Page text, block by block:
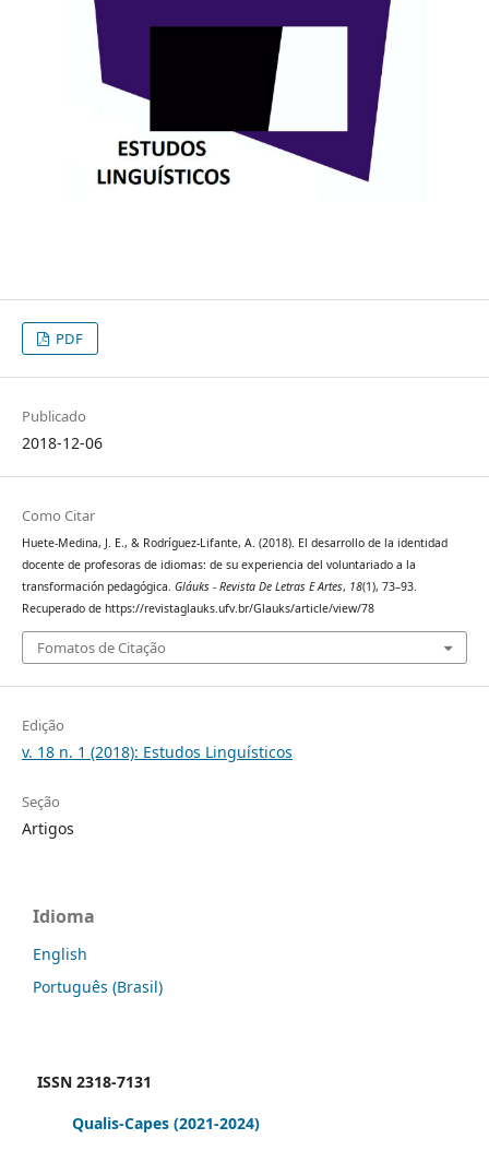
PDF
Publicado
2018-12-06
Como Citar
Huete-Medina, J. E., & Rodríguez-Lifante, A. (2018). El desarrollo de la identidad
docente de profesoras de idiomas: de su experiencia del voluntariado a la
transformación pedagógica. Gláuks - Revista De Letras E Artes, 18(1), 73–93.
Recuperado de https://revistaglauks.ufv.br/Glauks/article/view/78
Fomatos de Citação
Edição
v. 18 n. 1 (2018): Estudos Linguísticos
Seção
Artigos
Idioma
English
Português (Brasil)
ISSN 2318-7131
Qualis-Capes (2021-2024)